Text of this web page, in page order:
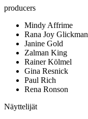
producers
Mindy Affrime
Rana Joy Glickman
Janine Gold
Zalman King
Rainer Kölmel
Gina Resnick
Paul Rich
Rena Ronson
Näyttelijät